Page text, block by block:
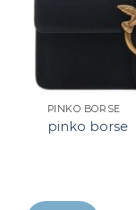
PINKO BORSE
pinko borse